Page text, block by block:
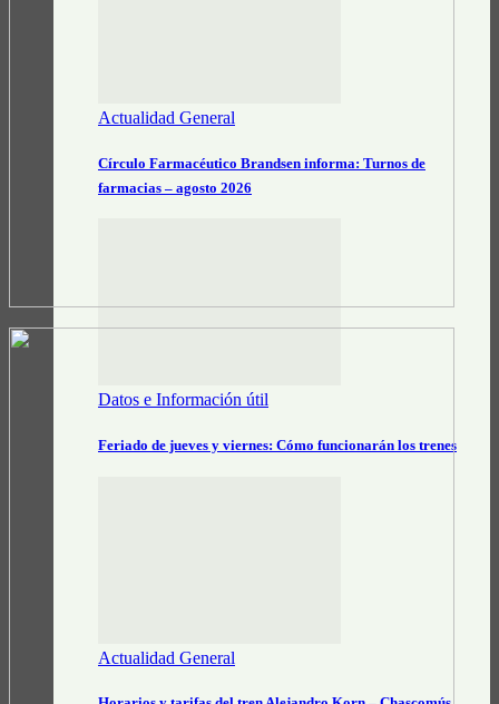
Actualidad General
Círculo Farmacéutico Brandsen informa: Turnos de
farmacias – agosto 2026
Datos e Información útil
Feriado de jueves y viernes: Cómo funcionarán los trenes
Actualidad General